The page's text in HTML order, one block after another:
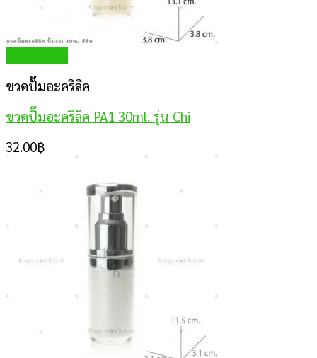
ขวดปั๊มอะคริลิค
ขวดปั๊มอะคริลิค PA1 30ml. รุ่น Chi
32.00฿